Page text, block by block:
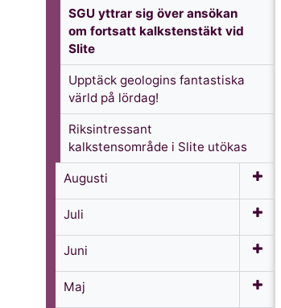
SGU yttrar sig över ansökan
om fortsatt kalkstenstäkt vid
Slite
Upptäck geologins fantastiska
värld på lördag!
Riksintressant
kalkstensområde i Slite utökas
Augusti
Juli
Juni
Maj